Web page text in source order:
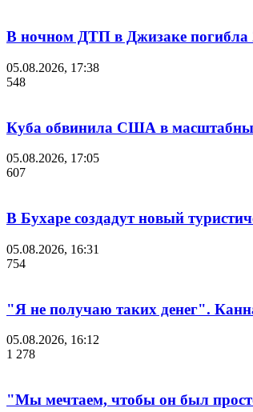
В ночном ДТП в Джизаке погибла
05.08.2026, 17:38
548
Куба обвинила США в масштабных
05.08.2026, 17:05
607
В Бухаре создадут новый
05.08.2026, 16:31
754
"Я не получаю таких денег".
05.08.2026, 16:12
1 278
"Мы мечтаем, чтобы он был